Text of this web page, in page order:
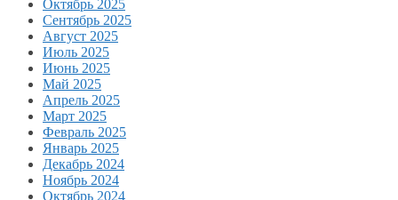
Октябрь 2025
Сентябрь 2025
Август 2025
Июль 2025
Июнь 2025
Май 2025
Апрель 2025
Март 2025
Февраль 2025
Январь 2025
Декабрь 2024
Ноябрь 2024
Октябрь 2024